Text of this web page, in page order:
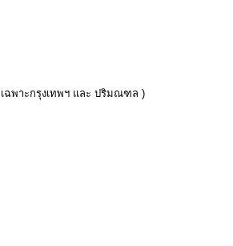
ฉพาะกรุงเทพฯ และ ปริมณฑล )